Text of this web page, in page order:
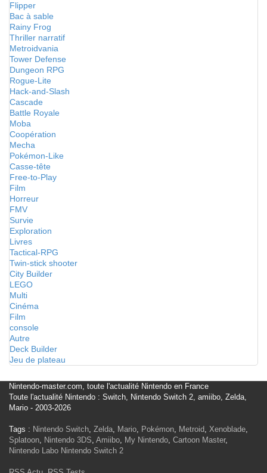
Flipper
Bac à sable
Rainy Frog
Thriller narratif
Metroidvania
Tower Defense
Dungeon RPG
Rogue-Lite
Hack-and-Slash
Cascade
Battle Royale
Moba
Coopération
Mecha
Pokémon-Like
Casse-tête
Free-to-Play
Film
Horreur
FMV
Survie
Exploration
Livres
Tactical-RPG
Twin-stick shooter
City Builder
LEGO
Multi
Cinéma
Film
console
Autre
Deck Builder
Jeu de plateau
Nintendo-master.com, toute l'actualité Nintendo en France
Toute l'actualité Nintendo : Switch, Nintendo Switch 2, amiibo, Zelda,
Mario - 2003-2026
Tags : Nintendo Switch, Zelda, Mario, Pokémon, Metroid, Xenoblade,
Splatoon, Nintendo 3DS, Amiibo, My Nintendo, Cartoon Master,
Nintendo Labo Nintendo Switch 2